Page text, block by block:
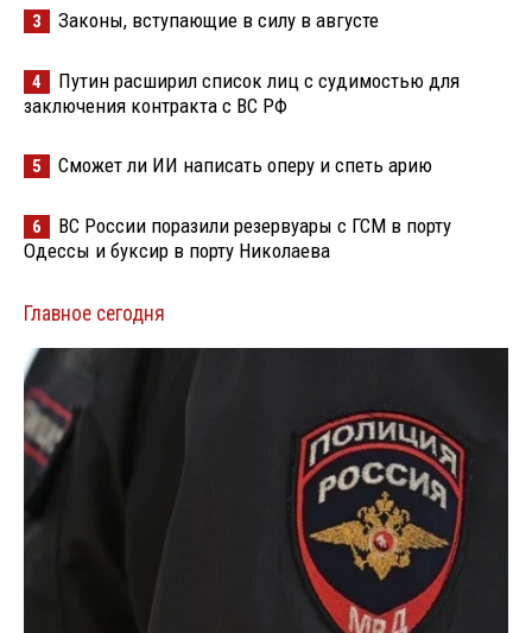
3 Законы, вступающие в силу в августе
4
Путин расширил список лиц с судимостью для
заключения контракта с ВС РФ
5 Сможет ли ИИ написать оперу и спеть арию
6
ВС России поразили резервуары с ГСМ в порту
Одессы и буксир в порту Николаева
Главное сегодня